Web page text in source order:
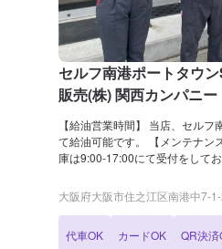
セルフ南港ポートタウ
販売(株) 関西カンパニー
【給油営業時間】 当店、セル
て給油可能です。 【メンテナンス受付時間】 整備・修理などのご入
庫は9:00-17:00にて受付をしております。 【当店のお
ジットカードでされているお客
利用で最大7円/L引き！ 【国家資格保持者が在籍】 セルフ南港ポート
ロの手で行います。安心してお車をお
大阪府大阪市住之江区南港中7-
代車OK カードOK QR決済